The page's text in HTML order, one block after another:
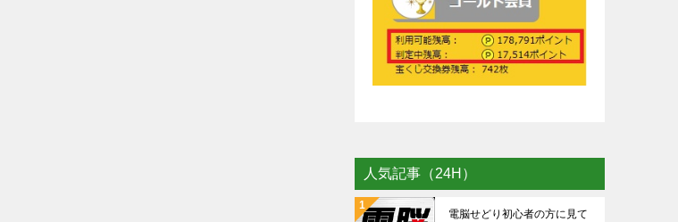
人気記事（24H）
電脳せどり初心者の方に見て